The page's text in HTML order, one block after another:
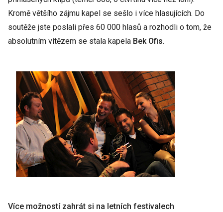
Kromě většího zájmu kapel se sešlo i více hlasujících. Do
soutěže jste poslali přes 60 000 hlasů a rozhodli o tom, že
absolutním vítězem se stala kapela Bek Ofis.
Více možností zahrát si na letních festivalech